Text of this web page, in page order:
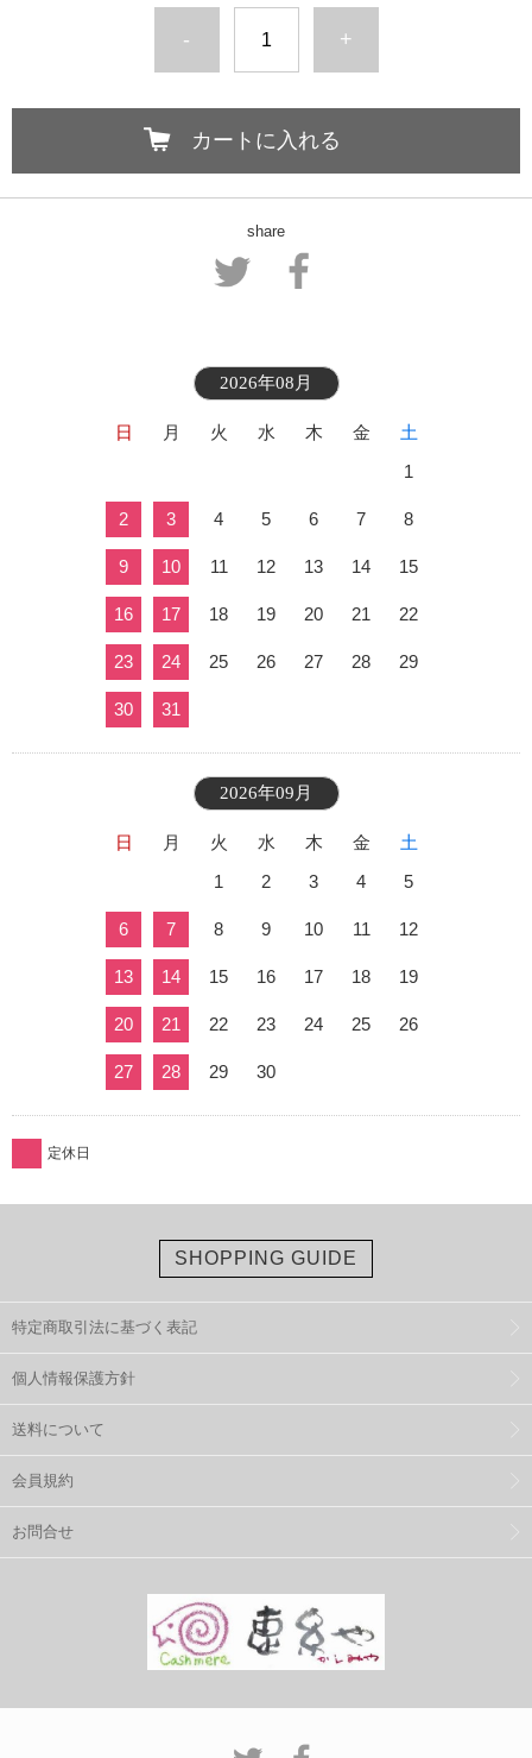
- +
カートに入れる
share
2026年08月
日 月 火 水 木 金
土
1
2 3 4 5 6 7 8
9 10 11 12 13 14 15
16 17 18 19 20 21 22
23 24 25 26 27 28 29
30 31
2026年09月
日 月 火 水 木 金
土
1
2 3 4 5
6 7 8 9 10 11 12
13 14 15 16 17 18 19
20 21 22 23 24 25 26
27 28 29 30
定休日
SHOPPING GUIDE
特定商取引法に基づく表記
個人情報保護方針
送料について
会員規約
お問合せ